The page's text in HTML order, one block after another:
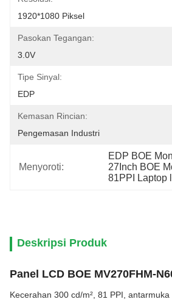
1920*1080 Piksel
Pasokan Tegangan:
3.0V
Tipe Sinyal:
EDP
Kemasan Rincian:
Pengemasan Industri
Menyoroti:
EDP BOE
27Inch BOE
81PPI Laptop
Deskripsi Produk
Panel LCD BOE MV270FHM-
Kecerahan 300 cd/m², 81 PPI,